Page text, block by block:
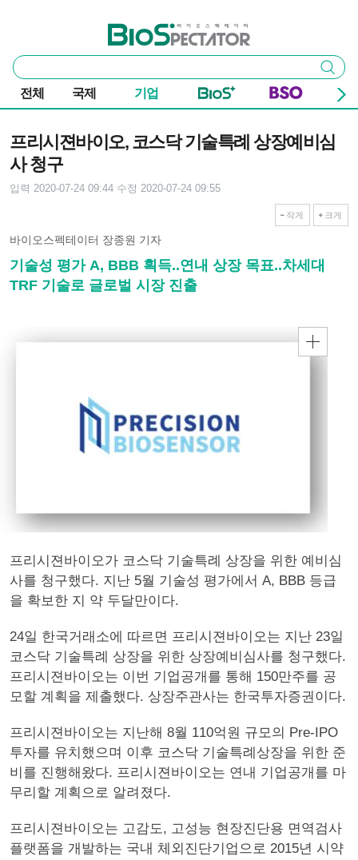
바이오스펙테이터
통
합
검
색
검색
전체 국제 기업
프리시젼바이오, 코스닥 기술특례 상장예비심
사 청구
입력 2020-07-24 09:44 수정 2020-07-24 09:55
작게 크게
바이오스펙테이터 장종원 기자
기술성 평가 A, BBB 획득..연내 상장 목표..차세대
TRF 기술로 글로벌 시장 진출
프리시젼바이오가 코스닥 기술특례 상장을 위한 예비심
사를 청구했다. 지난 5월 기술성 평가에서 A, BBB 등급
을 확보한 지 약 두달만이다.
24일 한국거래소에 따르면 프리시젼바이오는 지난 23일
코스닥 기술특례 상장을 위한 상장예비심사를 청구했다.
프리시젼바이오는 이번 기업공개를 통해 150만주를 공
모할 계획을 제출했다. 상장주관사는 한국투자증권이다.
프리시젼바이오는 지난해 8월 110억원 규모의 Pre-IPO
투자를 유치했으며 이후 코스닥 기술특례상장을 위한 준
비를 진행해왔다. 프리시젼바이오는 연내 기업공개를 마
무리할 계획으로 알려졌다.
프리시젼바이오는 고감도, 고성능 현장진단용 면역검사
플랫폼을 개발하는 국내 체외진단기업으로 2015년 시약